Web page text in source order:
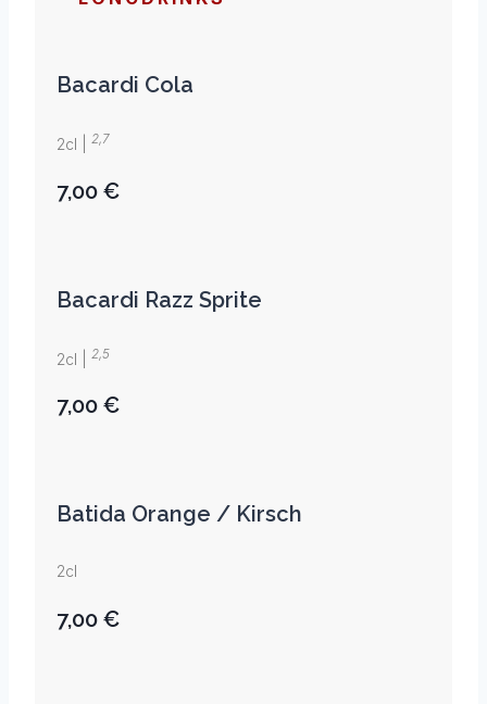
Bacardi Cola
2cl | 2,7
7,00 €
Bacardi Razz Sprite
2cl | 2,5
7,00 €
Batida Orange / Kirsch
2cl
7,00 €